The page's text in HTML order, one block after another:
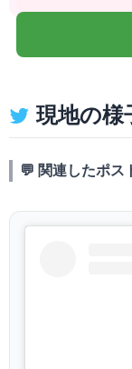
現地の様
💬 関連したポス